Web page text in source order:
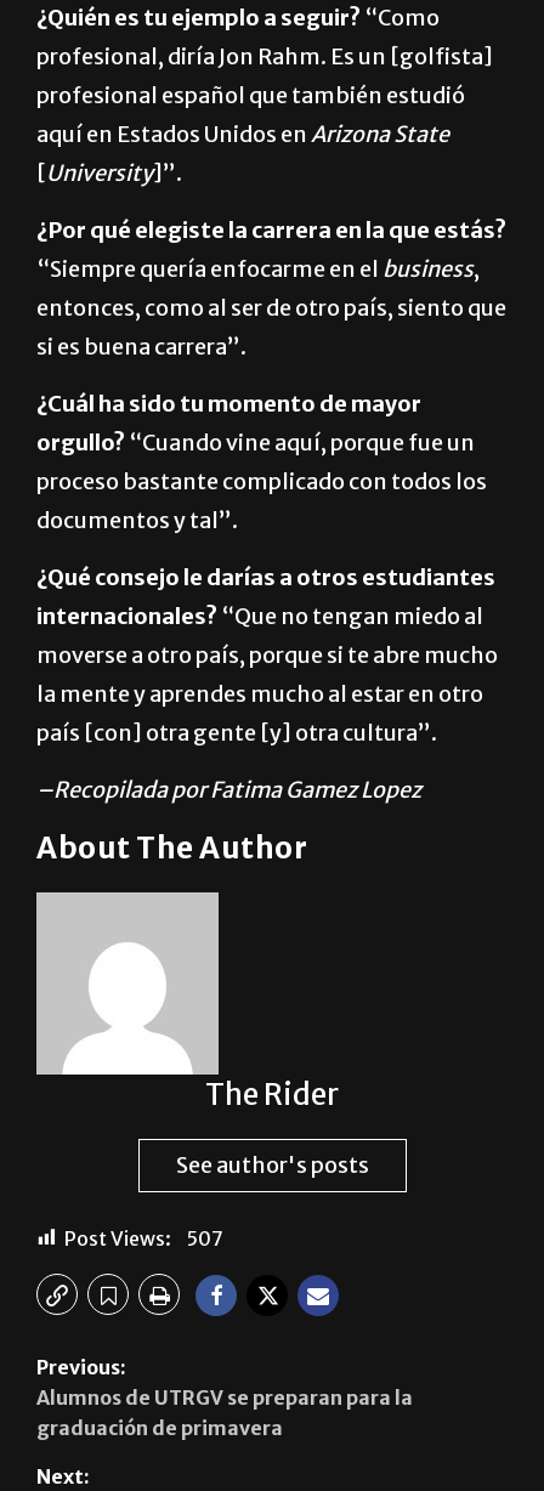
¿Quién es tu ejemplo a seguir? “Como
profesional, diría Jon Rahm. Es un [golfista]
profesional español que también estudió
aquí en Estados Unidos enArizona State
[University]”.
¿Por qué elegiste la carrera en la que estás?
“Siempre quería enfocarme en el business,
entonces, como al ser de otro país, siento que
si es buena carrera”.
¿Cuál ha sido tu momento de mayor
orgullo? “Cuando vine aquí, porque fue un
proceso bastante complicado con todos los
documentos y tal”.
¿Qué consejo le darías a otros estudiantes
internacionales? “Que no tengan miedo al
moverse a otro país, porque si te abre mucho
la mente y aprendes mucho al estar en otro
país [con] otra gente [y] otra cultura”.
–Recopilada por Fatima Gamez Lopez
About The Author
The Rider
See author's posts
Post Views: 507
Previous:
Alumnos de UTRGV se preparan para la
graduación de primavera
Next: